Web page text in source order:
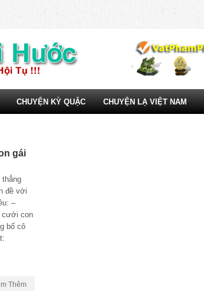
CHUYỆN KỲ QUẶC CHUYỆN LẠ VIỆT NAM
gái
đề với
–
cưới con
bố cô
Thêm